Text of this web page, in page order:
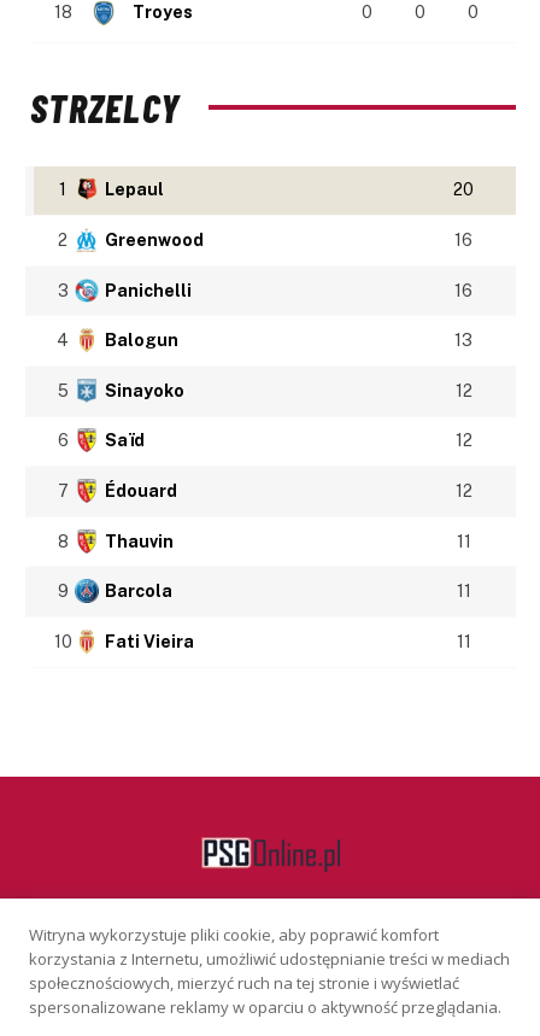
18 Troyes 0 0 0
STRZELCY
1 Lepaul 20
2 Greenwood 16
3 Panichelli 16
4 Balogun 13
5 Sinayoko 12
6 Saïd 12
7 Édouard 12
8 Thauvin 11
9 Barcola 11
10 Fati Vieira 11
Facebook
KONTAKT REKLAMA POLITYKA PRYWATNOŚCI
Witryna wykorzystuje pliki cookie, aby poprawić komfort
korzystania z Internetu, umożliwić udostępnianie treści w mediach
społecznościowych, mierzyć ruch na tej stronie i wyświetlać
spersonalizowane reklamy w oparciu o aktywność przeglądania.